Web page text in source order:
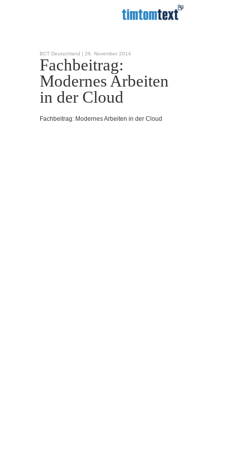
BCT Deutschland | 26. November 2014
Fachbeitrag:
Modernes Arbeiten
in der Cloud
Fachbeitrag: Modernes Arbeiten in der Cloud